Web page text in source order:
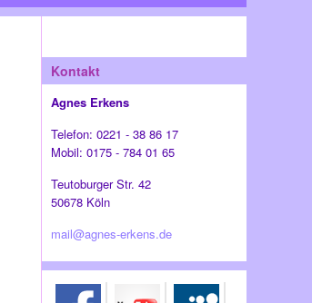
Kontakt
Agnes Erkens
Telefon: 0221 - 38 86 17
Mobil: 0175 - 784 01 65
Teutoburger Str. 42
50678 Köln
mail@agnes-erkens.de